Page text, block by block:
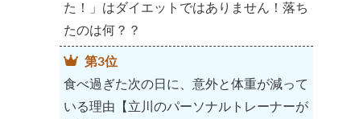
た！」はダイエットではありません！落ち
たのは何？？
第3位
食べ過ぎた次の日に、意外と体重が減って
いる理由【立川のパーソナルトレーナーが